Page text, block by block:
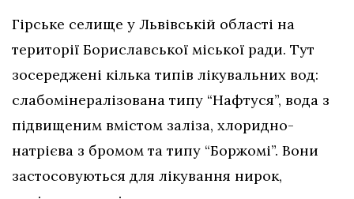
Гірське селище у Львівській області на
території Бориславської міської ради. Тут
зосереджені кілька типів лікувальних вод:
слабомінералізована типу “Нафтуся”, вода з
підвищеним вмістом заліза, хлоридно-
натрієва з бромом та типу “Боржомі”. Вони
застосовуються для лікування нирок,